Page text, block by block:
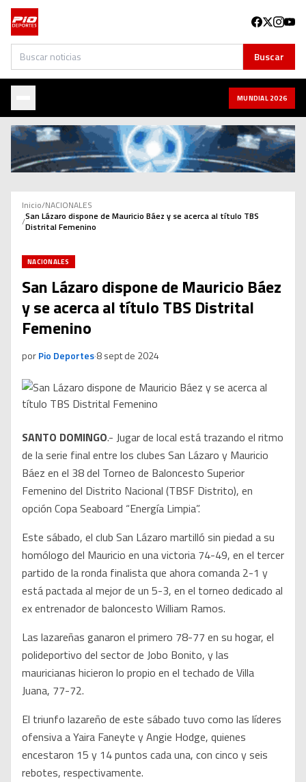
Buscar Buscar
MUNDIAL 2026
Inicio/NACIONALES
/San Lázaro dispone de Mauricio Báez y se acerca al título TBS
Distrital Femenino
NACIONALES
San Lázaro dispone de Mauricio Báez
y se acerca al título TBS Distrital
Femenino
porPio Deportes·8 sept de 2024
SANTO DOMINGO.- Jugar de local está trazando el ritmo
de la serie final entre los clubes San Lázaro y Mauricio
Báez en el 38 del Torneo de Baloncesto Superior
Femenino del Distrito Nacional (TBSF Distrito), en
opción Copa Seaboard “Energía Limpia”.
Este sábado, el club San Lázaro martilló sin piedad a su
homólogo del Mauricio en una victoria 74-49, en el tercer
partido de la ronda finalista que ahora comanda 2-1 y
está pactada al mejor de un 5-3, en el torneo dedicado al
ex entrenador de baloncesto William Ramos.
Las lazareñas ganaron el primero 78-77 en su hogar, el
polideportivo del sector de Jobo Bonito, y las
mauricianas hicieron lo propio en el techado de Villa
Juana, 77-72.
El triunfo lazareño de este sábado tuvo como las líderes
ofensiva a Yaira Faneyte y Angie Hodge, quienes
encestaron 15 y 14 puntos cada una, con cinco y seis
rebotes, respectivamente.